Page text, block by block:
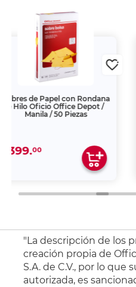
Sobres de Papel con Rondana
e Hilo Esquela Office Depot /
Manila / 50 Piezas
$279.
"La descripción de los
creación propia de
S.A. de C.V., por lo que
autorizada, es